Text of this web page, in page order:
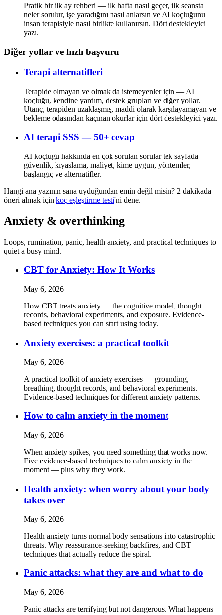
Pratik bir ilk ay rehberi — ilk hafta nasıl geçer, ilk seansta
neler sorulur, işe yaradığını nasıl anlarsın ve AI koçluğunu
insan terapisiyle nasıl birlikte kullanırsın. Dört destekleyici
yazı.
Diğer yollar ve hızlı başvuru
Terapi alternatifleri
Terapide olmayan ve olmak da istemeyenler için — AI
koçluğu, kendine yardım, destek grupları ve diğer yollar.
Utanç, terapiden uzaklaşmış, maddi olarak karşılayamayan ve
bekleme odasından kaçınan okurlar için dört destekleyici yazı.
AI terapi SSS — 50+ cevap
AI koçluğu hakkında en çok sorulan sorular tek sayfada —
güvenlik, kıyaslama, maliyet, kime uygun, yöntemler,
başlangıç ve alternatifler.
Hangi ana yazının sana uyduğundan emin değil misin? 2 dakikada
öneri almak için koç eşleştirme testi'ni dene.
Anxiety & overthinking
Loops, rumination, panic, health anxiety, and practical techniques to
quiet a busy mind.
CBT for Anxiety: How It Works
May 6, 2026
How CBT treats anxiety — the cognitive model, thought
records, behavioral experiments, and exposure. Evidence-
based techniques you can start using today.
Anxiety exercises: a practical toolkit
May 6, 2026
A practical toolkit of anxiety exercises — grounding,
breathing, thought records, and behavioral experiments.
Evidence-based techniques for different anxiety patterns.
How to calm anxiety in the moment
May 6, 2026
When anxiety spikes, you need something that works now.
Five evidence-based techniques to calm anxiety in the
moment — plus why they work.
Health anxiety: when worry about your body
takes over
May 6, 2026
Health anxiety turns normal body sensations into catastrophic
threats. Why reassurance-seeking backfires, and CBT
techniques that actually reduce the spiral.
Panic attacks: what they are and what to do
May 6, 2026
Panic attacks are terrifying but not dangerous. What happens